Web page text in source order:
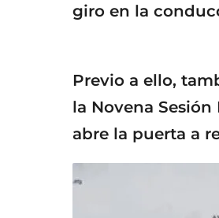
giro en la
Previo a ello,
la Novena
abre la puerta a